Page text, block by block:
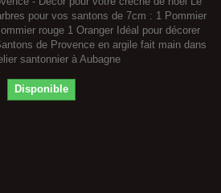
pour vos santons de 7cm : 1 Pommier
rouge 1 Oranger Idéal pour décorer
de Provence en argile fait main dans
santonnier à Aubagne
Disponible